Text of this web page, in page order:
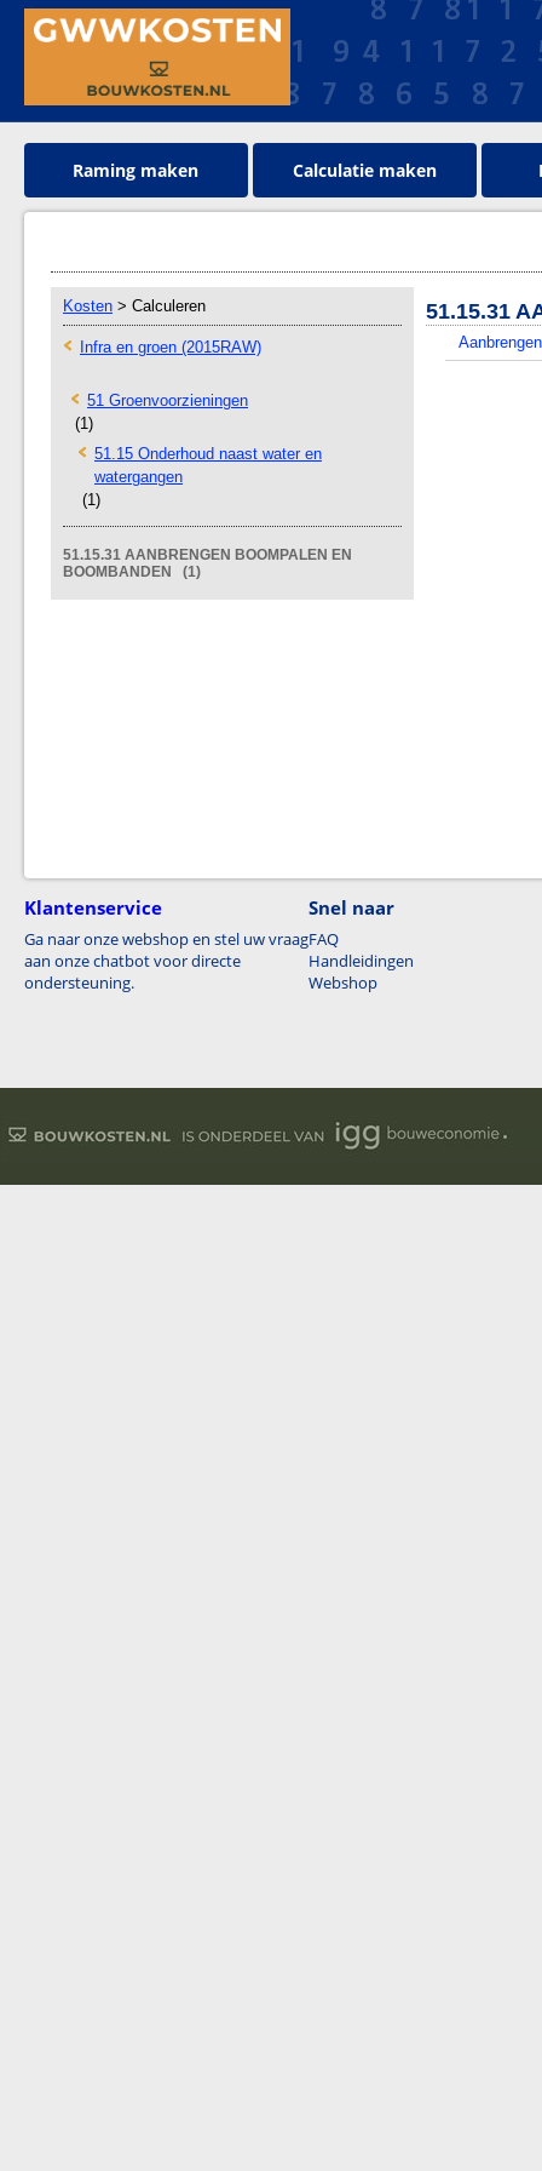
Raming maken Calculatie maken
Kosten > Calculeren
Infra en groen (2015RAW)
51 Groenvoorzieningen
(1)
51.15 Onderhoud naast water en
watergangen
(1)
51.15.31 AANBRENGEN BOOMPALEN EN
BOOMBANDEN (1)
51.15.31
Klantenservice
Ga naar onze webshop en stel uw vraag
aan onze chatbot voor directe
ondersteuning.
Snel naar
FAQ
Handleidingen
Webshop